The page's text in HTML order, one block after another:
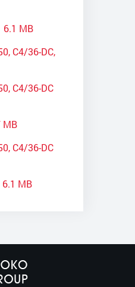
6.1 MB
C4/36-DC,
C4/36-DC
MB
C4/36-DC
6.1 MB